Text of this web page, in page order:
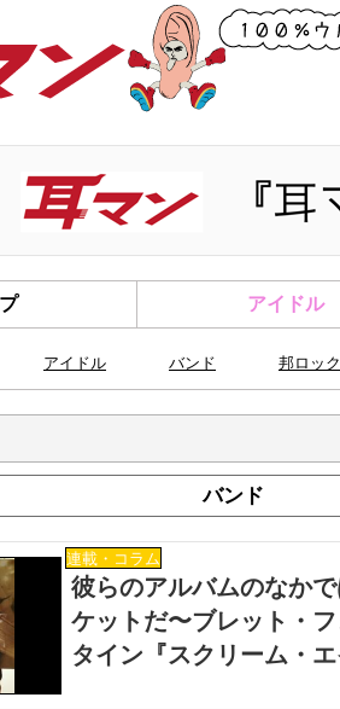
アイドル
アイドル バンド 邦ロック
バンド
連載・コラム
彼らのアルバムのなか
ケットだ〜ブレット・
タイン『スクリーム・
井“ファラオ”光（馬鹿